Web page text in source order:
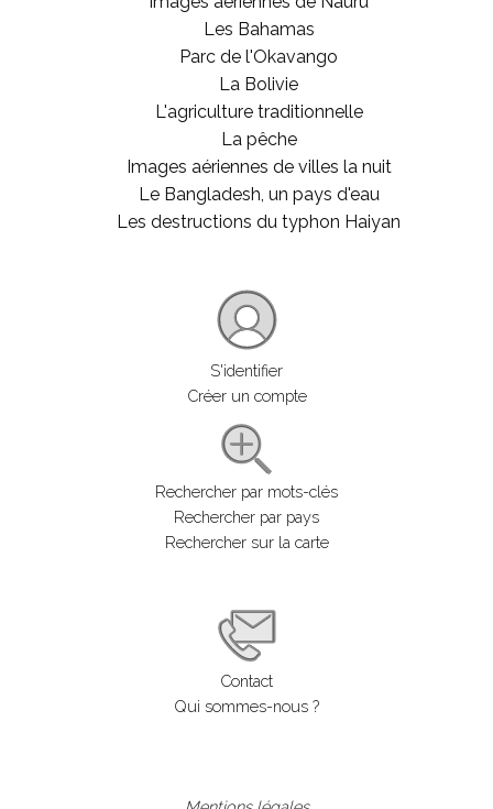
Les Bahamas
Parc de l'Okavango
La Bolivie
L'agriculture traditionnelle
La pêche
Images aériennes de villes la nuit
Le Bangladesh, un pays d'eau
Les destructions du typhon Haiyan
S'identifier
Créer un compte
Rechercher par mots-clés
Rechercher par pays
Rechercher sur la carte
Contact
Qui sommes-nous ?